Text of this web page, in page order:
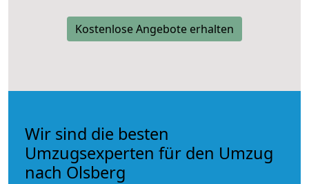
Kostenlose Angebote erhalten
Wir sind die besten
Umzugsexperten für den Umzug
nach Olsberg